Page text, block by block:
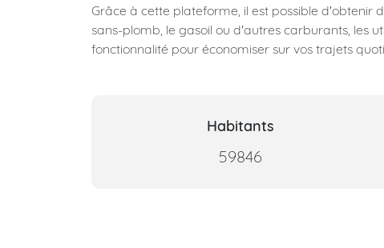
Grâce à cette plateforme, il est possible d'obtenir
sans-plomb, le gasoil ou d'autres carburants, les
fonctionnalité pour économiser sur vos trajets
Habitants
59846